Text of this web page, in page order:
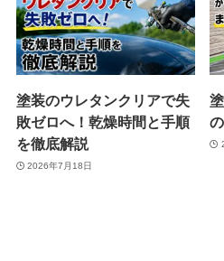
塗装のウレタンクリアで失
敗ゼロへ！乾燥時間と手順
を徹底解説
2026年7月18日